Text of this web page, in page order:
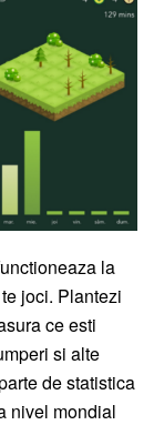
la
joci. Plantezi
ce esti
si alte
de statistica
nivel mondial